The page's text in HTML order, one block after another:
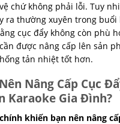
chứ không phải lỗi. Tuy
ra thường xuyên trong buổi
cục đẩy không còn phù
được nâng cấp lên sản
tản nhiệt tốt hơn.
Nâng Cấp Cục
Karaoke Gia Đình?
khiến bạn nên nâng